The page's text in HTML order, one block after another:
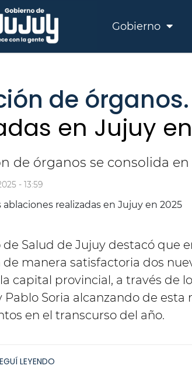
Gobierno
de órganos.
en Jujuy
de órganos se consolida
- 13:59
de Salud de Jujuy destacó que
manera satisfactoria dos
capital provincial, a través de
Pablo Soria alcanzando de
en el transcurso del año.
LEYENDO